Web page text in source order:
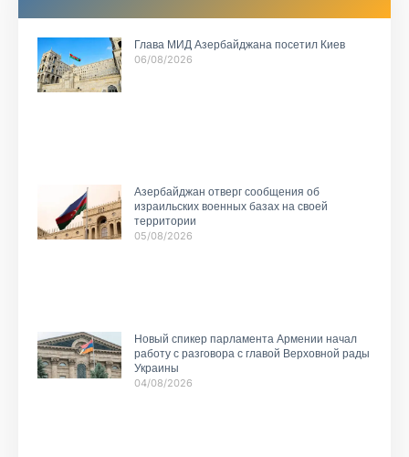
Глава МИД Азербайджана посетил Киев
06/08/2026
Азербайджан отверг сообщения об
израильских военных базах на своей
территории
05/08/2026
Новый спикер парламента Армении начал
работу с разговора с главой Верховной рады
Украины
04/08/2026